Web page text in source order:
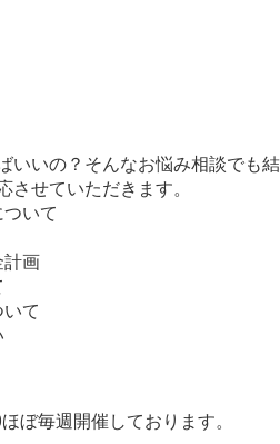
いいの？そんなお悩み相談でも結
せていただきます。
いて
計画
て
ほぼ毎週開催しております。